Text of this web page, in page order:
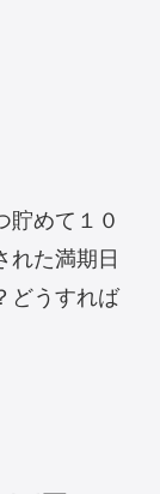
貯めて１０
れた満期日
どうすれば